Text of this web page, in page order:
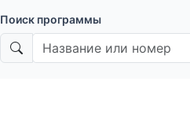
Поиск программы